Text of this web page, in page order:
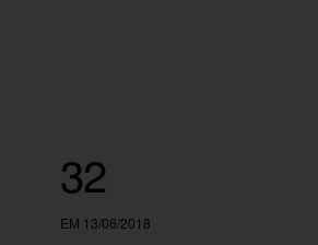
32
EM 13/06/2018